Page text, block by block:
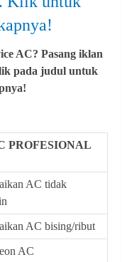
AC? Pasang iklan
pada judul untuk
PROFESIONAL
AC tidak
AC bising/ribut
AC